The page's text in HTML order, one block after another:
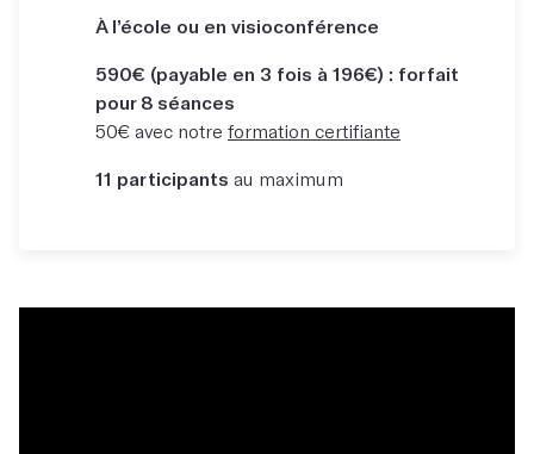
À l’école ou en visioconférence
590€ (payable en 3 fois à 196€) : forfait
pour 8 séances
50€ avec notre formation certifiante
11 participants au maximum